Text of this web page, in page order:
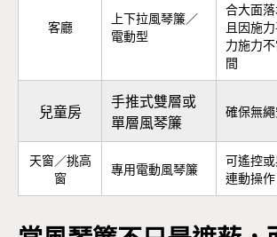
客廳
上下拉風琴簾／
電動型
合大面
且因施
力施力
間
兒童房
手推式雙層或
單層風琴簾
確保無
天窗／挑高
窗
專用電動風琴簾
可遙控
連動操作